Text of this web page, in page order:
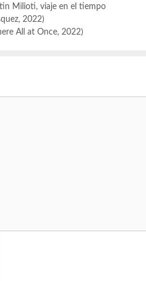
Milioti,viaje en el tiempo
2022)
All at Once, 2022)